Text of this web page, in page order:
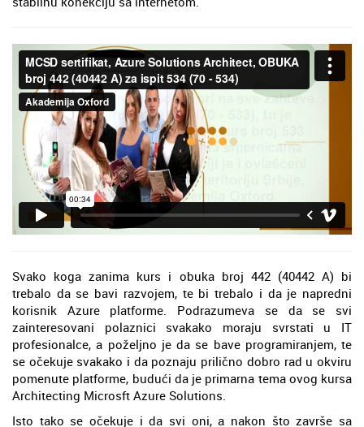
Svako koga zanima kurs i obuka broj 442 (40442 A) bi
trebalo da se bavi razvojem, te bi trebalo i da je napredni
korisnik Azure platforme. Podrazumeva se da se svi
zainteresovani polaznici svakako moraju svrstati u IT
profesionalce, a poželjno je da se bave programiranjem, te
se očekuje svakako i da poznaju prilično dobro rad u okviru
pomenute platforme, budući da je primarna tema ovog kursa
Architecting Microsft Azure Solutions.
Isto tako se očekuje i da svi oni, a nakon što završe sa